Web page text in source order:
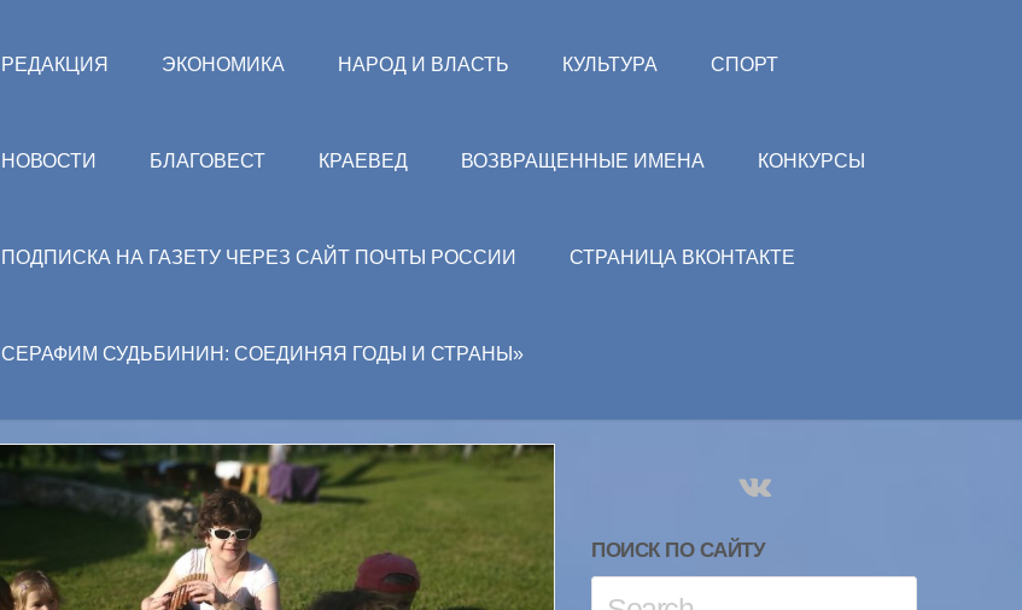
РЕДАКЦИЯ ЭКОНОМИКА НАРОД И ВЛАСТЬ КУЛЬТУРА СПОРТ
НОВОСТИ БЛАГОВЕСТ КРАЕВЕД ВОЗВРАЩЕННЫЕ ИМЕНА КОНКУРСЫ
ПОДПИСКА НА ГАЗЕТУ ЧЕРЕЗ САЙТ ПОЧТЫ РОССИИ СТРАНИЦА ВКОНТАКТЕ
СЕРАФИМ СУДЬБИНИН: СОЕДИНЯЯ ГОДЫ И СТРАНЫ»
ПОИСК ПО САЙТУ